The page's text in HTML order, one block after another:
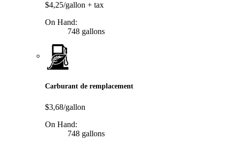
$4,25/gallon + tax
On Hand:
748 gallons
Carburant de remplacement
$3,68/gallon
On Hand:
748 gallons